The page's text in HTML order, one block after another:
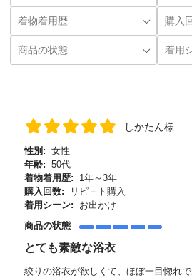
しかたん様
性別: 女性
年齢: 50代
着物着用歴:
1年～3年
購入回数:
リピ－ト購入
着用シーン:
お出かけ
商品の状態
とても素敵な浴衣
絞りの浴衣が欲しくて、ほぼ一目惚れ